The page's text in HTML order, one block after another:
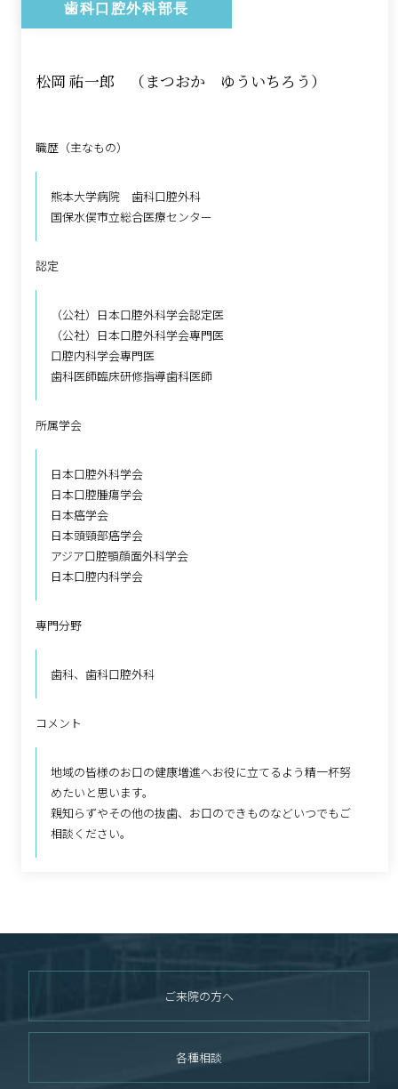
歯科口腔外科部長
松岡 祐一郎 （まつおか ゆういちろう）
職歴（主なもの）
熊本大学病院 歯科口腔外科
国保水俣市立総合医療センター
認定
（公社）日本口腔外科学会認定医
（公社）日本口腔外科学会専門医
口腔内科学会専門医
歯科医師臨床研修指導歯科医師
所属学会
日本口腔外科学会
日本口腔腫瘍学会
日本癌学会
日本頭頸部癌学会
アジア口腔顎顔面外科学会
日本口腔内科学会
専門分野
歯科、歯科口腔外科
コメント
地域の皆様のお口の健康増進へお役に立てるよう精一杯努
めたいと思います。
親知らずやその他の抜歯、お口のできものなどいつでもご
相談ください。
ご来院の方へ
各種相談